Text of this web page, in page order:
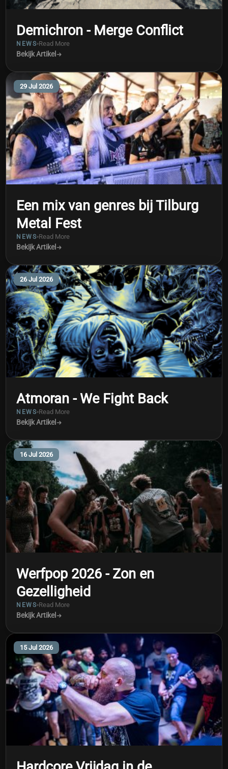
Demichron - Merge Conflict
NEWS Read More
Bekijk Artikel
29 Jul 2026
Een mix van genres bij Tilburg
Metal Fest
NEWS Read More
Bekijk Artikel
26 Jul 2026
Atmoran - We Fight Back
NEWS Read More
Bekijk Artikel
16 Jul 2026
Werfpop 2026 - Zon en
Gezelligheid
NEWS Read More
Bekijk Artikel
15 Jul 2026